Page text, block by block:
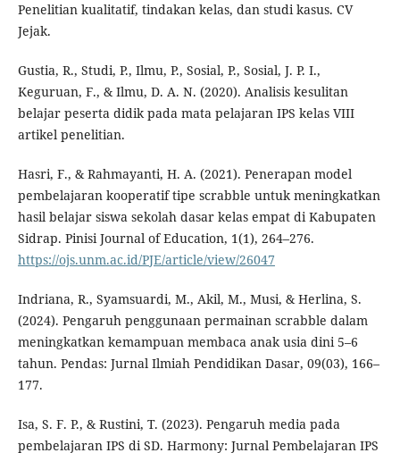
Penelitian kualitatif, tindakan kelas, dan studi kasus. CV
Jejak.
Gustia, R., Studi, P., Ilmu, P., Sosial, P., Sosial, J. P. I.,
Keguruan, F., & Ilmu, D. A. N. (2020). Analisis kesulitan
belajar peserta didik pada mata pelajaran IPS kelas VIII
artikel penelitian.
Hasri, F., & Rahmayanti, H. A. (2021). Penerapan model
pembelajaran kooperatif tipe scrabble untuk meningkatkan
hasil belajar siswa sekolah dasar kelas empat di Kabupaten
Sidrap. Pinisi Journal of Education, 1(1), 264–276.
https://ojs.unm.ac.id/PJE/article/view/26047
Indriana, R., Syamsuardi, M., Akil, M., Musi, & Herlina, S.
(2024). Pengaruh penggunaan permainan scrabble dalam
meningkatkan kemampuan membaca anak usia dini 5–6
tahun. Pendas: Jurnal Ilmiah Pendidikan Dasar, 09(03), 166–
177.
Isa, S. F. P., & Rustini, T. (2023). Pengaruh media pada
pembelajaran IPS di SD. Harmony: Jurnal Pembelajaran IPS